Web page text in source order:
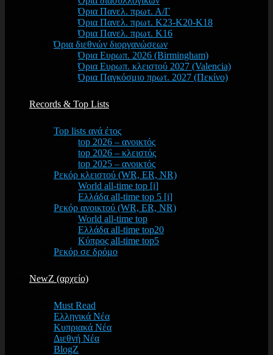
Όρια Πανελ. πρωτ. Α/Γ
Όρια Πανελ. πρωτ. Κ23-Κ20-Κ18
Όρια Πανελ. πρωτ. Κ16
Όρια διεθνών διοργανώσεων
Όρια Ευρωπ. 2026 (Birmingham)
Όρια Ευρωπ. κλειστού 2027 (Valencia)
Όρια Παγκόσμιο πρωτ. 2027 (Πεκίνο)
Records & Top Lists
Top lists ανά έτος
top 2026 – ανοικτός
top 2026 – κλειστός
top 2025 – ανοικτός
Ρεκόρ κλειστού (WR, ER, NR)
World all-time top [i]
Ελλάδα all-time top 5 [i]
Ρεκόρ ανοικτού (WR, ER, NR)
World all-time top
Ελλάδα all-time top20
Κύπρος all-time top5
Ρεκόρ σε δρόμο
NewZ (αρχείο)
Must Read
Ελληνικά Νέα
Κυπριακά Νέα
Διεθνή Νέα
BlogZ